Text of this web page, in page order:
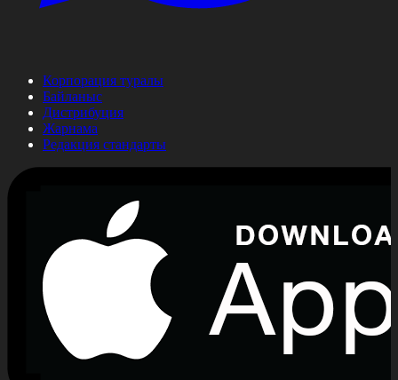
Корпорация туралы
Байланыс
Дистрибуция
Жарнама
Редакция стандарты